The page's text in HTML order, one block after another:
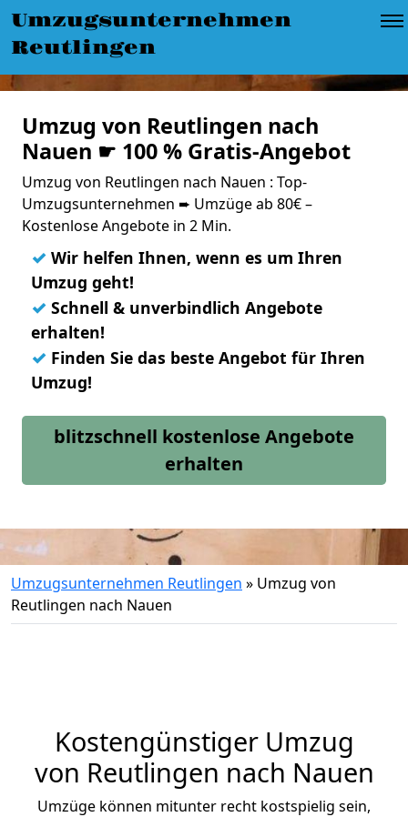
Umzugsunternehmen
Reutlingen
Umzug von Reutlingen nach
Nauen ☛ 100 % Gratis-Angebot
Umzug von Reutlingen nach Nauen : Top-
Umzugsunternehmen ➨ Umzüge ab 80€ –
Kostenlose Angebote in 2 Min.
✓ Wir helfen Ihnen, wenn es um Ihren
Umzug geht!
✓ Schnell & unverbindlich Angebote
erhalten!
✓ Finden Sie das beste Angebot für Ihren
Umzug!
blitzschnell kostenlose Angebote
erhalten
Umzugsunternehmen Reutlingen » Umzug von
Reutlingen nach Nauen
Kostengünstiger Umzug
von Reutlingen nach Nauen
Umzüge können mitunter recht kostspielig sein,